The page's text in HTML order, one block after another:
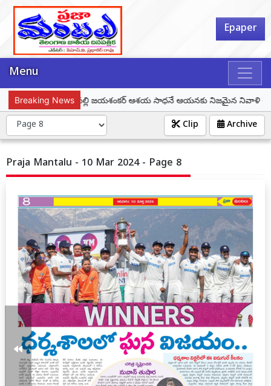
Epaper
Menu
Breaking News
ప్రొఫెసర్ కొత్తపల్లి జయశంకర్ ఆశయ సాధనే ఆయనకు నిజమైన నివాళి –
Archive
Clip
Praja Mantalu - 10 Mar 2024 - Page 8